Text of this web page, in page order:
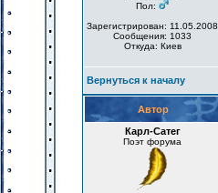
Пол:
Зарегистрирован: 11.05.2008
Сообщения: 1033
Откуда: Киев
Вернуться к началу
Автор
Карл-Сатег
Поэт форума